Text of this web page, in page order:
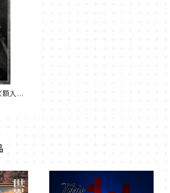
入り